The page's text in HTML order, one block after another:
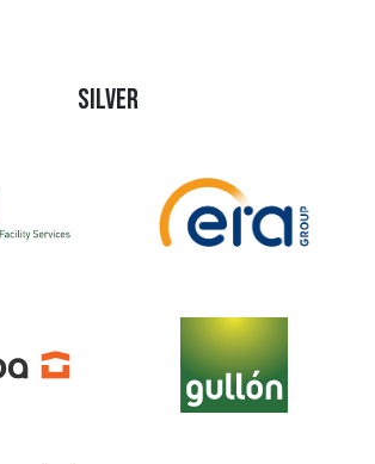
SILVER